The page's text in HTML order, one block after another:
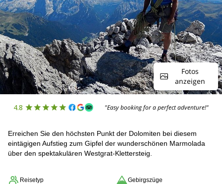
Fotos
anzeigen
4.8 "Easy booking for a perfect adventure!"
Erreichen Sie den höchsten Punkt der Dolomiten bei diesem
eintägigen Aufstieg zum Gipfel der wunderschönen Marmolada
über den spektakulären Westgrat-Klettersteig.
Reisetyp Gebirgszüge